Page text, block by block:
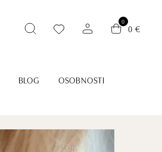
0
0 €
BLOG OSOBNOSTI